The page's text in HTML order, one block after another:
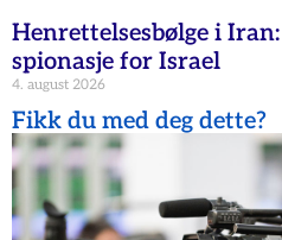
Henrettelsesbølge i
spionasje for Israel
4. august 2026
Fikk du med deg dette?